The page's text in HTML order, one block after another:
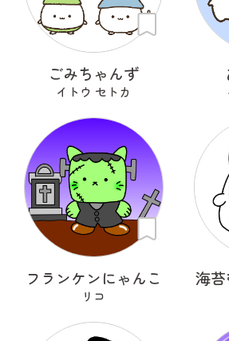
ごみちゃんず
イトウ セトカ
フランケンにゃんこ
リコ
海